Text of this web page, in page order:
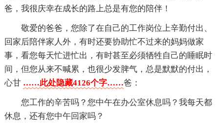
爸，我很庆幸在成长的路上总是有您的陪伴！
敬爱的爸爸，您除了在自己的工作岗位上辛勤付出、
回家后陪伴家人外，有时还要协助忙不过来的妈妈做家
事，看您每天忙进忙出，有时甚至必须牺牲自己的睡眠时
间，但您从来不喊累，也很少发脾气，总是默默的付出，
心甘 ……此处隐藏4126个字……爸：
您工作的辛苦吗？您中午在办公室休息吗？我每天都
休息，还有您中午回家吗？